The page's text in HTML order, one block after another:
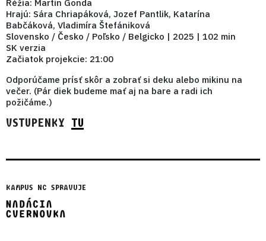
Réžia: Martin Gonda
Hrajú: Sára Chriapáková, Jozef Pantlik, Katarína
Babčáková, Vladimíra Štefániková
Slovensko / Česko / Poľsko / Belgicko | 2025 | 102 min
SK verzia
Začiatok projekcie: 21:00
Odporúčame prísť skôr a zobrať si deku alebo mikinu na
večer. (Pár diek budeme mať aj na bare a radi ich
požičáme.)
VSTUPENKY TU
KAMPUS NC SPRAVUJE